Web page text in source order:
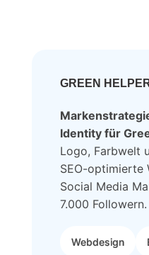
GREEN
Identity für
Logo, Farbwelt
SEO-optimierte
Social Media
7.000 Followern.
Webdesign
Green
Produkte, doch
an
und Social Media
digitale
Potenzial